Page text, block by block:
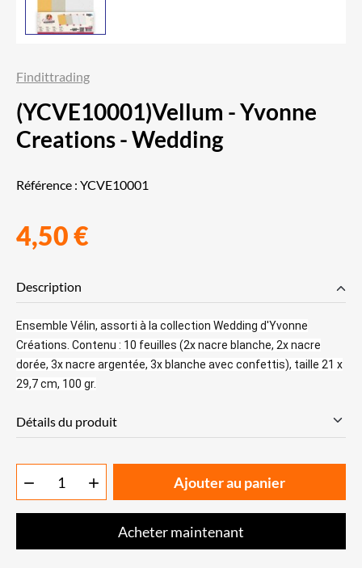
Findittrading
(YCVE10001)Vellum - Yvonne
Creations - Wedding
Référence : YCVE10001
4,50 €
Description
Ensemble Vélin, assorti à la collection Wedding d'Yvonne
Créations. Contenu : 10 feuilles (2x nacre blanche, 2x nacre
dorée, 3x nacre argentée, 3x blanche avec confettis), taille 21 x
29,7 cm, 100 gr.
Détails du produit
  Ajouter au panier
Acheter maintenant